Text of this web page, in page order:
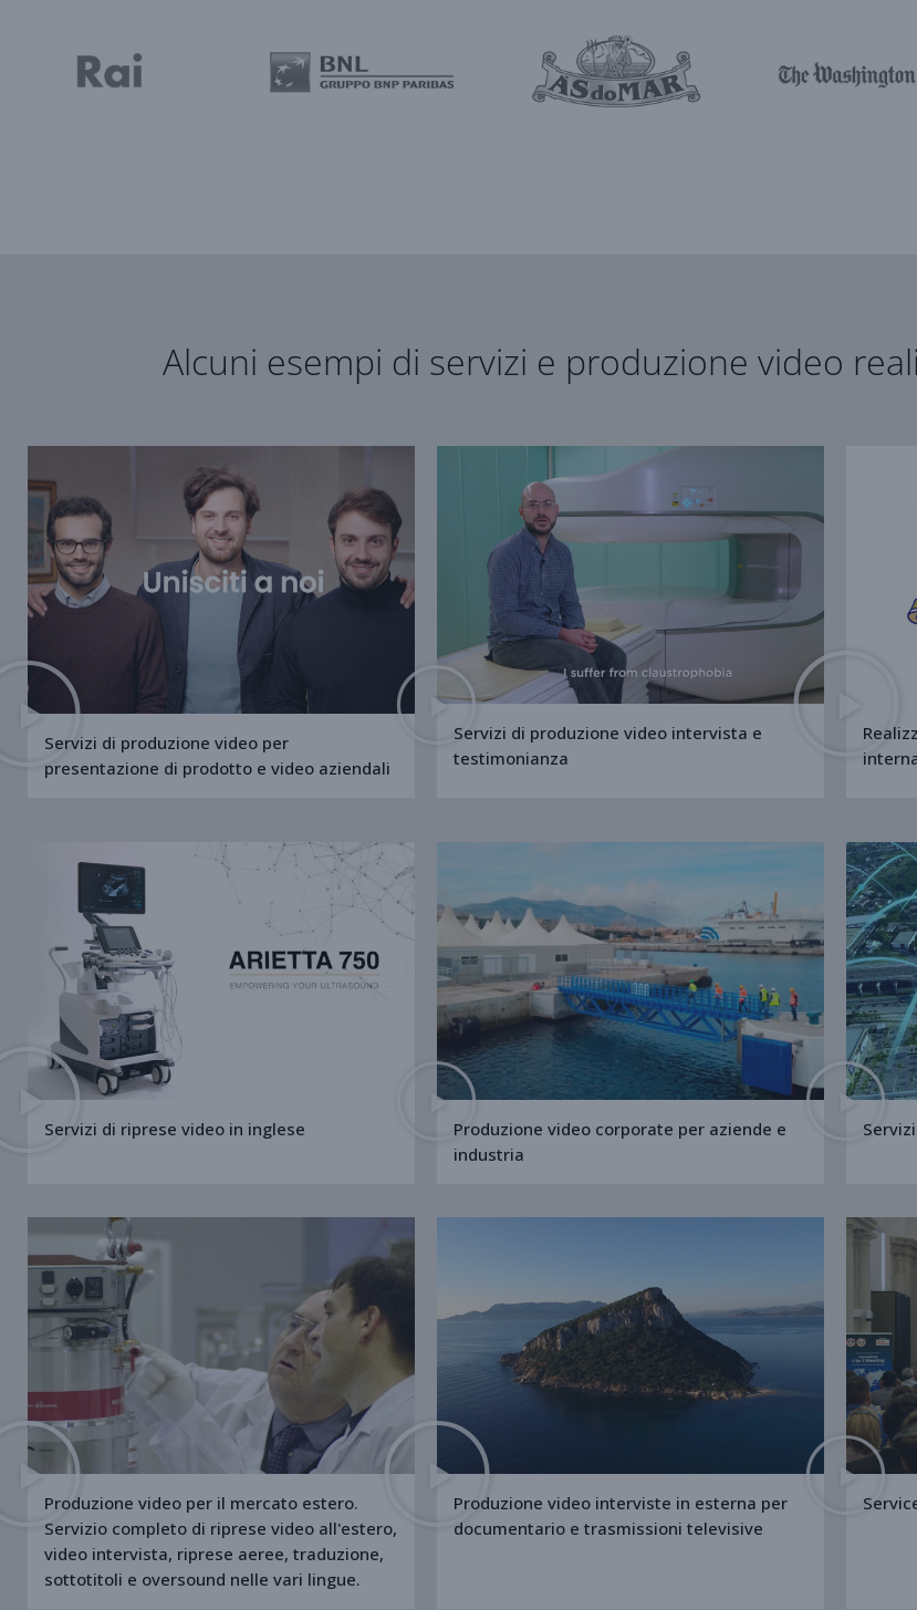
Alcuni esempi di servizi e produzione video
Servizi di produzione video per
presentazione di prodotto e video aziendali
Servizi di produzione video intervista e
testimonianza
Servizi di riprese video in inglese
Produzione video corporate per aziende e
industria
Produzione video per il mercato estero.
Servizio completo di riprese video all'estero,
video intervista, riprese aeree, traduzione,
sottotitoli e oversound nelle vari lingue.
Produzione video interviste in esterna per
documentario e trasmissioni televisive